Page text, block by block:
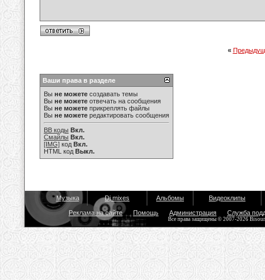
«
Ваши права в разделе
Вы не можете создавать темы
Вы не можете отвечать на сообщения
Вы не можете прикреплять файлы
Вы не можете редактировать сообщения
BB коды Вкл.
Смайлы Вкл.
[IMG] код Вкл.
HTML код Выкл.
Музыка Dj mixes Альбомы Видеоклипы
Реклама на сайте Помощь Администрация Служба
Все права защищены © 2007-2026